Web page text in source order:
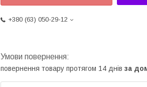
+380 (63) 050-29-12
повернення товару протягом 14 днів за